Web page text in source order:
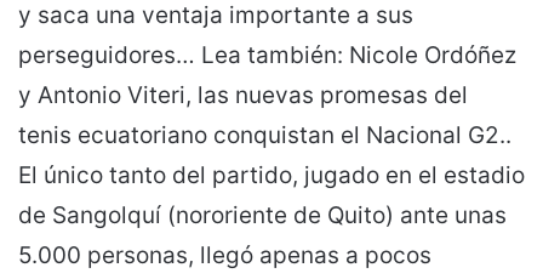
y saca una ventaja importante a sus
perseguidores… Lea también: Nicole Ordóñez
y Antonio Viteri, las nuevas promesas del
tenis ecuatoriano conquistan el Nacional G2..
El único tanto del partido, jugado en el estadio
de Sangolquí (nororiente de Quito) ante unas
5.000 personas, llegó apenas a pocos